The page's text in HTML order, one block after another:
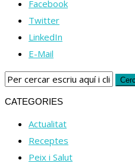
Facebook
Twitter
LinkedIn
E-Mail
CATEGORIES
Actualitat
Receptes
Peix i Salut